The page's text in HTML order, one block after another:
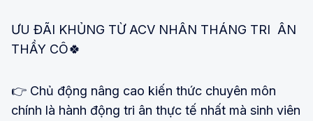
ƯU ĐÃI KHỦNG TỪ ACV NHÂN THÁNG TRI ÂN
THẦY CÔ🍀
👉 Chủ động nâng cao kiến thức chuyên môn
chính là hành động tri ân thực tế nhất mà sinh viên